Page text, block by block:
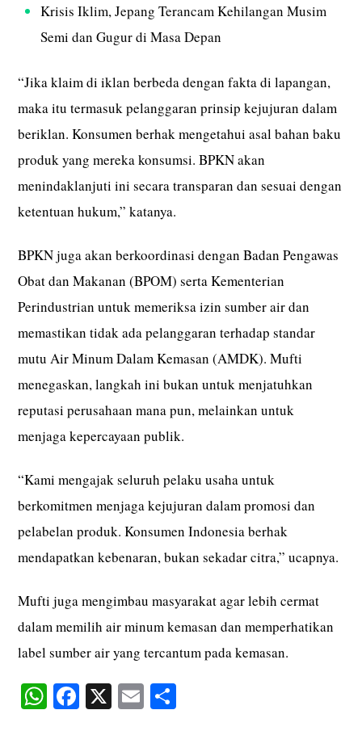
Krisis Iklim, Jepang Terancam Kehilangan Musim
Semi dan Gugur di Masa Depan
“Jika klaim di iklan berbeda dengan fakta di lapangan,
maka itu termasuk pelanggaran prinsip kejujuran dalam
beriklan. Konsumen berhak mengetahui asal bahan baku
produk yang mereka konsumsi. BPKN akan
menindaklanjuti ini secara transparan dan sesuai dengan
ketentuan hukum,” katanya.
BPKN juga akan berkoordinasi dengan Badan Pengawas
Obat dan Makanan (BPOM) serta Kementerian
Perindustrian untuk memeriksa izin sumber air dan
memastikan tidak ada pelanggaran terhadap standar
mutu Air Minum Dalam Kemasan (AMDK). Mufti
menegaskan, langkah ini bukan untuk menjatuhkan
reputasi perusahaan mana pun, melainkan untuk
menjaga kepercayaan publik.
“Kami mengajak seluruh pelaku usaha untuk
berkomitmen menjaga kejujuran dalam promosi dan
pelabelan produk. Konsumen Indonesia berhak
mendapatkan kebenaran, bukan sekadar citra,” ucapnya.
Mufti juga mengimbau masyarakat agar lebih cermat
dalam memilih air minum kemasan dan memperhatikan
label sumber air yang tercantum pada kemasan.
W Fa X E